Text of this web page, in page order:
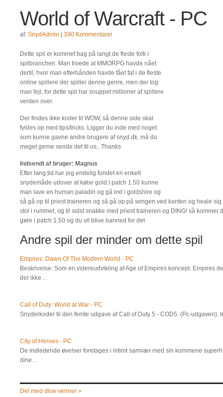
World of Warcraft - PC
af: SnydAdmin 390 Kommentarer
Dette spil er kommet bag på langt de fleste folk i
spilbranchen. Man troede at MMORPG havde nået
dertil, hvor man efterhånden havde fået fat i de fleste
online spillere der spiller denne genre, men der tog
man fejl, for dette spil har snuppet millioner af spillere
verden over.
Der findes ikke koder til WOW, så denne side skal
fyldes op med tips/tricks. Ligger du inde med noget
som kunne gavne andre brugere af snyd.dk, må du
meget gerne sende det til os.. Thanks
Indsendt af bruger: Magnus
Efter lang tid har jeg endelig fundet en enkelt
snydemåde udover at købe gold.I patch 1.50 kunne
man lave en human paladin og gå ind i goldshire og
så gå op til priest traineren og så gå op på sengen ved kanten og heale
stol i rummet, og til sidst snakke med priest traineren og DING! så kommer
gøre i patch 1.50 og du vil blive banned for det
Andre spil der minder om dette spil
Empires: Dawn Of The Modern World - PC
Beskrivelse: Som en videreudvikling af Age of Empires koncept. Empires
der ikke…
Call of Duty: World at War - PC
Snyderkoder til den femte udgave af Call of Duty 5 - COD5. (Pc-
City of Heroes - PC
De indledende øvelser foretages i intimt samvær med sin kommene
dine…
Del med dine venner »